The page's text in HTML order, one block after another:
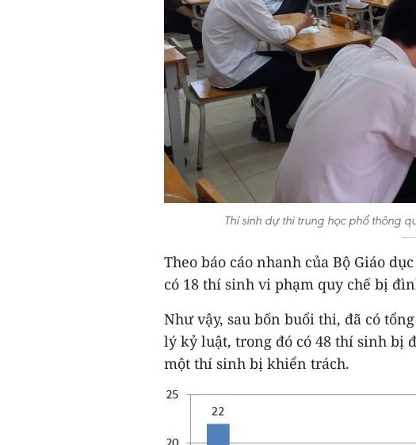
Thí sinh dự thi trung học phổ thông
Theo báo cáo nhanh của Bộ Giáo
có 18 thí sinh vi phạm quy chế bị
Như vậy, sau bốn buổi thi, đã có
lý kỷ luật, trong đó có 48 thí sinh bị
một thí sinh bị khiển trách.